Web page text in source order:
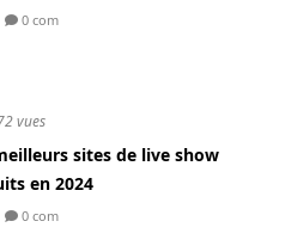
0 com
vues
sites de live show
en 2024
0 com